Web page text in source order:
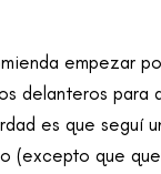
empezar
delanteros para
es que seguí
(excepto que